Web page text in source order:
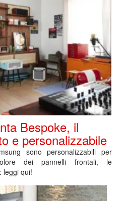
Bespoke, il
e personalizzabile
sono personalizzabili per
dei pannelli frontali, le
leggi qui!